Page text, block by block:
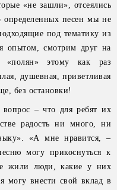
«не зашли», отсеялись
определенных песен мы не
под тематику из
опытом, смотрим друг на
«полян» этому как раз
душевная, приветливая
без остановки!
– что для ребят их
радость ни много, ни
«А мне нравится, –
могу прикоснуться к
жили люди, какие у них
могу внести свой вклад в